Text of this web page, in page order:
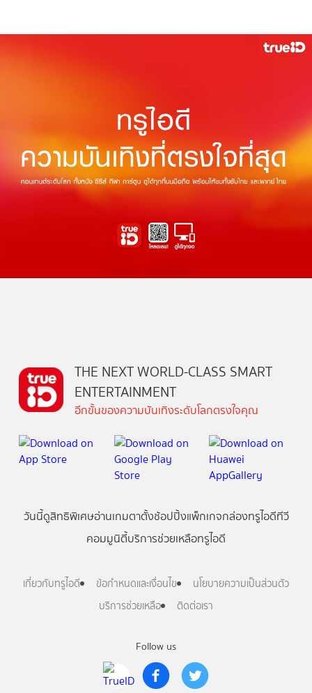
Follow us
THE NEXT WORLD-CLASS SMART
ENTERTAINMENT
อีกขั้นของความบันเทิงระดับโลกตรงใจคุณ
วันนี้ดูสิทธิพิเศษอ่านเกมตาตั้งช้อปปิ้งแพ็กเกจกล่องทรูไอดีทีวี
คอมมูนิตี้บริการช่วยเหลือทรูไอดี
เกี่ยวกับทรูไอดี ข้อกำหนดและเงื่อนไข
นโยบายความเป็นส่วนตัว
บริการช่วยเหลือ
ติดต่อเรา